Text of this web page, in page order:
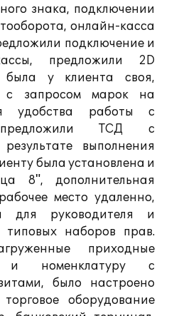
знака, подключении
онлайн-касса
подключение и
предложили 2D
у клиента своя,
с запросом марок на
удобства работы с
предложили ТСД с
выполнения
была установлена и
8", дополнительная
место удаленно,
для руководителя и
наборов прав.
приходные
и номенклатуру с
было настроено
оборудование